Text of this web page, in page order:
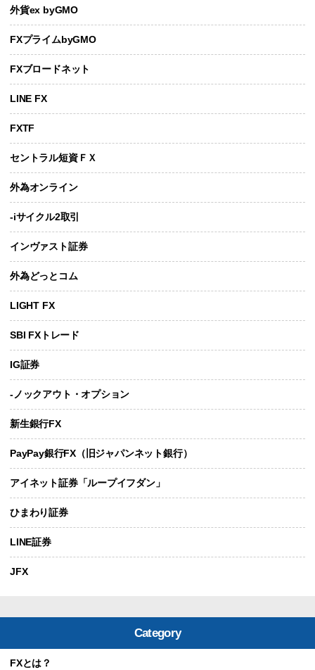
外貨ex byGMO
FXプライムbyGMO
FXブロードネット
LINE FX
FXTF
セントラル短資ＦＸ
外為オンライン
-iサイクル2取引
インヴァスト証券
外為どっとコム
LIGHT FX
SBI FXトレード
IG証券
-ノックアウト・オプション
新生銀行FX
PayPay銀行FX（旧ジャパンネット銀行）
アイネット証券「ループイフダン」
ひまわり証券
LINE証券
JFX
Category
FXとは？